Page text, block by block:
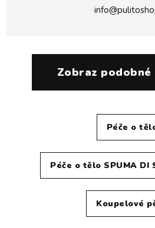
Zobraz
Péče o
Péče o tělo SPUMA DI
Koupelové